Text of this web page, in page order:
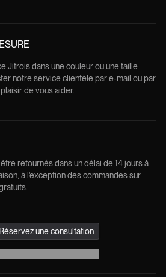
Jitrois dans une couleur ou une taille
notre service clientèle par e-mail ou par
de vous aider.
retournés dans un délai de 14 jours à
à l'exception des commandes sur
Réservez une consultation